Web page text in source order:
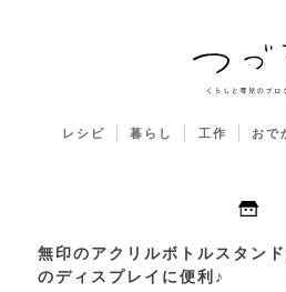
レシピ 暮らし 工作 おで
無印のアクリルボトルスタン
のディスプレイに便利♪